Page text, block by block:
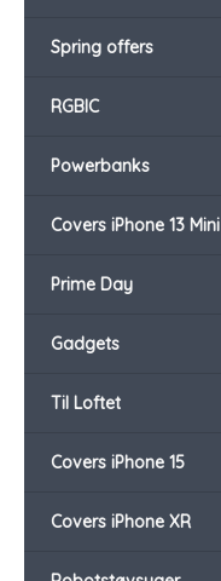
Spring offers
RGBIC
Powerbanks
Covers iPhone 13 Mini
Prime Day
Gadgets
Til Loftet
Covers iPhone 15
Covers iPhone XR